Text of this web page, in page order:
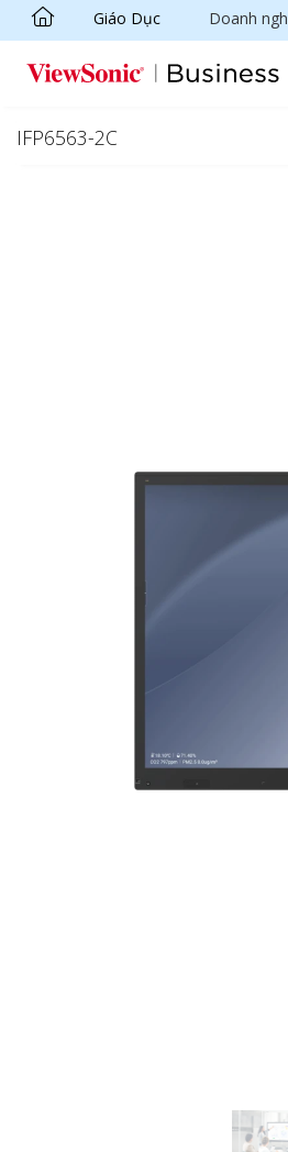
Chuyển đến nội dung chính
Giáo Dục Doanh
IFP6563-2C